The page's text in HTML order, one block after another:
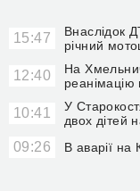
15:47
Внаслідок
річний
12:40
На
реанімацію
10:41
У
двох дітей
09:26 В аварії на